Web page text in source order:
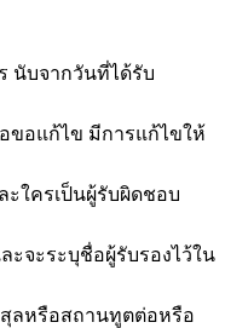
นับจากวันที่ได้รับ
ขอแก้ไข มีการแก้ไขให้
ะใครเป็นผู้รับผิดชอบ
ะจะระบุชื่อผู้รับรองไว้ใน
ลหรือสถานทูตต่อหรือ